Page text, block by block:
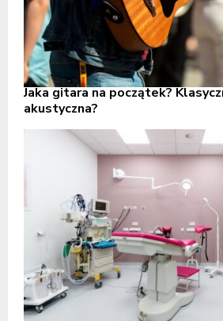
Jaka gitara na początek?
akustyczna?